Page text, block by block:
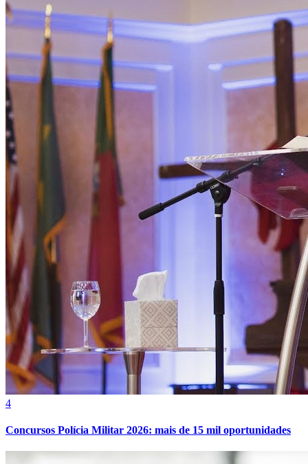
Atlético-MG
4
Concursos Polícia Militar 2026: mais de 15 mil oportunidades